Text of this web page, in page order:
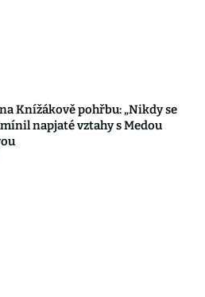
Knížákově pohřbu: „Nikdy se
napjaté vztahy s Medou